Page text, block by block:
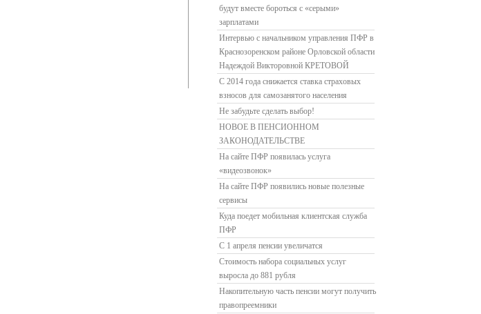
будут вместе бороться с «серыми»
зарплатами
Интервью с начальником управления ПФР в
Краснозоренском районе Орловской области
Надеждой Викторовной КРЕТОВОЙ
С 2014 года снижается ставка страховых
взносов для самозанятого населения
Не забудьте сделать выбор!
НОВОЕ В ПЕНСИОННОМ
ЗАКОНОДАТЕЛЬСТВЕ
На сайте ПФР появилась услуга
«видеозвонок»
На сайте ПФР появились новые полезные
сервисы
Куда поедет мобильная клиентская служба
ПФР
С 1 апреля пенсии увеличатся
Стоимость набора социальных услуг
выросла до 881 рубля
Накопительную часть пенсии могут получить
правопреемники